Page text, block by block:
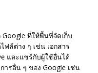
ที่ให้พื้นที่จัดเก็บ
ล์ต่าง ๆ เช่น เอกสาร
และแชร์กับผู้ใช้อื่นได้
ารอื่น ๆ ของ Google เช่น